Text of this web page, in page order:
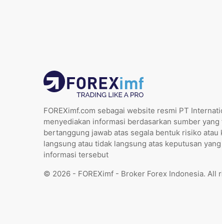
FOREXimf.com sebagai website resmi PT
menyediakan informasi berdasarkan sumber
bertanggung jawab atas segala bentuk risiko
langsung atau tidak langsung atas keputusan
informasi tersebut
© 2026 - FOREXimf - Broker Forex Indonesia. All